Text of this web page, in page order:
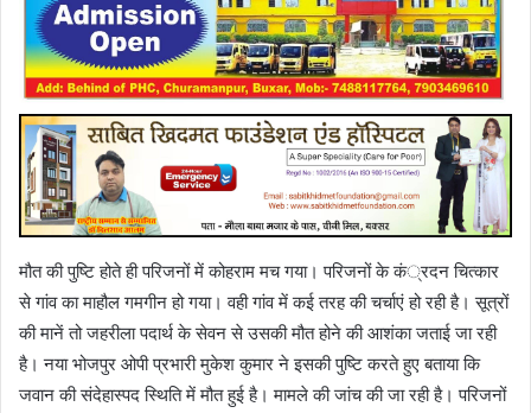
मौत की पुष्टि होते ही परिजनों में कोहराम मच गया। परिजनों के कं्रदन चित्कार
से गांव का माहौल गमगीन हो गया। वही गांव में कई तरह की चर्चाएं हो रही है। सूत्रों
की मानें तो जहरीला पदार्थ के सेवन से उसकी मौत होने की आशंका जताई जा रही
है। नया भोजपुर ओपी प्रभारी मुकेश कुमार ने इसकी पुष्टि करते हुए बताया कि
जवान की संदेहास्पद स्थिति में मौत हुई है। मामले की जांच की जा रही है। परिजनों